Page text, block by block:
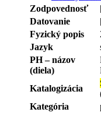
Zodpovednosť
Datovanie
Fyzický popis
Jazyk
PH – názov
(diela)
Katalogizácia
Kategória